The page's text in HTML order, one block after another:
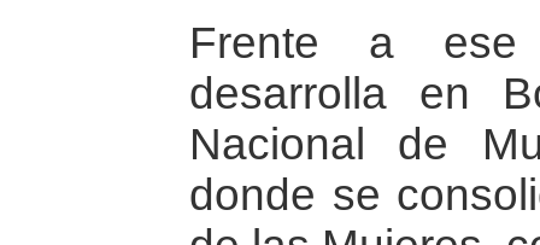
Frente a ese
desarrolla en
Nacional de
donde se